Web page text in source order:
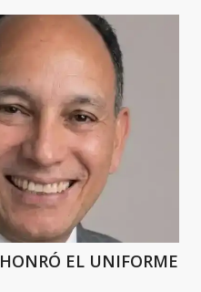
EL UNIFORME